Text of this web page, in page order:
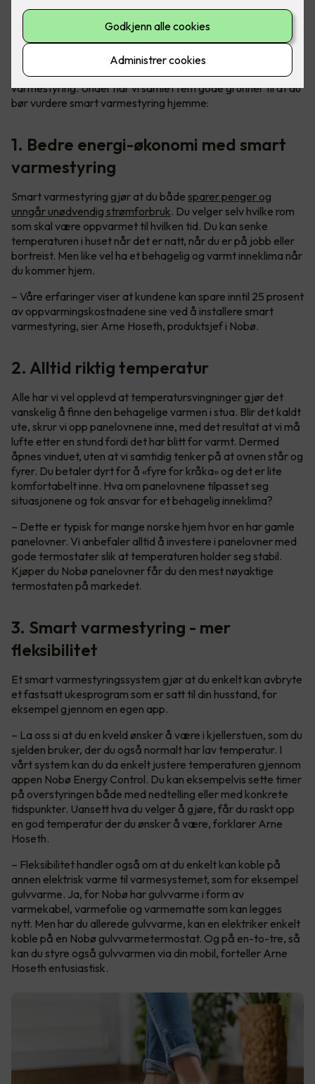
Uansett om du velger panelovner,varmekabler, varmefolie
eller varmematter,kan alt styres gjennom smart
varmestyring. Under har vi samlet fem gode grunner til at du
bør vurdere smart varmestyring hjemme:
1. Bedre energi-økonomi med smart
varmestyring
Smart varmestyring gjør at du både sparer penger og
unngår unødvendig strømforbruk. Du velger selv hvilke rom
som skal være oppvarmet til hvilken tid. Du kan senke
temperaturen i huset når det er natt, når du er på jobb eller
bortreist. Men like vel ha et behagelig og varmt inneklima når
du kommer hjem.
– Våre erfaringer viser at kundene kan spare inntil 25 prosent
av oppvarmingskostnadene sine ved å installere smart
varmestyring, sier Arne Hoseth, produktsjef i Nobø.
2. Alltid riktig temperatur
Alle har vi vel opplevd at temperatursvingninger gjør det
vanskelig å finne den behagelige varmen i stua. Blir det kaldt
ute, skrur vi opp panelovnene inne, med det resultat at vi må
lufte etter en stund fordi det har blitt for varmt. Dermed
åpnes vinduet, uten at vi samtidig tenker på at ovnen står og
fyrer. Du betaler dyrt for å «fyre for kråka» og det er lite
komfortabelt inne. Hva om panelovnene tilpasset seg
situasjonene og tok ansvar for et behagelig inneklima?
– Dette er typisk for mange norske hjem hvor en har gamle
panelovner. Vi anbefaler alltid å investere i panelovner med
gode termostater slik at temperaturen holder seg stabil.
Kjøper du Nobø panelovner får du den mest nøyaktige
termostaten på markedet.
3. Smart varmestyring - mer
fleksibilitet
Et smart varmestyringssystem gjør at du enkelt kan avbryte
et fastsatt ukesprogram som er satt til din husstand, for
eksempel gjennom en egen app.
– La oss si at du en kveld ønsker å være i kjellerstuen, som du
sjelden bruker, der du også normalt har lav temperatur. I
vårt system kan du da enkelt justere temperaturen gjennom
appen Nobø Energy Control. Du kan eksempelvis sette timer
på overstyringen både med nedtelling eller med konkrete
tidspunkter. Uansett hva du velger å gjøre, får du raskt opp
en god temperatur der du ønsker å være, forklarer Arne
Hoseth.
– Fleksibilitet handler også om at du enkelt kan koble på
annen elektrisk varme til varmesystemet, som for eksempel
gulvvarme. Ja, for Nobø har gulvvarme i form av
varmekabel, varmefolie og varmematte som kan legges
nytt. Men har du allerede gulvvarme, kan en elektriker enkelt
koble på en Nobø gulvvarmetermostat. Og på en-to-tre, så
kan du styre også gulvvarmen via din mobil, forteller Arne
Hoseth entusiastisk.